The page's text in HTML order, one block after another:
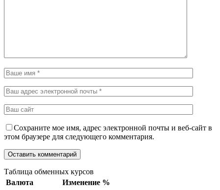
Сохраните мое имя, адрес электронной почты и веб-сайт в
этом браузере для следующего комментария.
Таблица обменных курсов
Валюта
Изменение %